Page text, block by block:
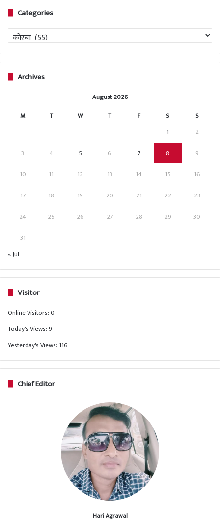
Categories
Categories
Archives
August 2026
M
T W T F S
S
1
2
3
4 5 6 7 8
9
10
11 12 13 14 15
16
17
18 19 20 21 22
23
24
25 26 27 28 29
30
31
« Jul
Visitor
Online Visitors:0
Today's Views:9
Yesterday's Views: 116
Chief Editor
Hari Agrawal